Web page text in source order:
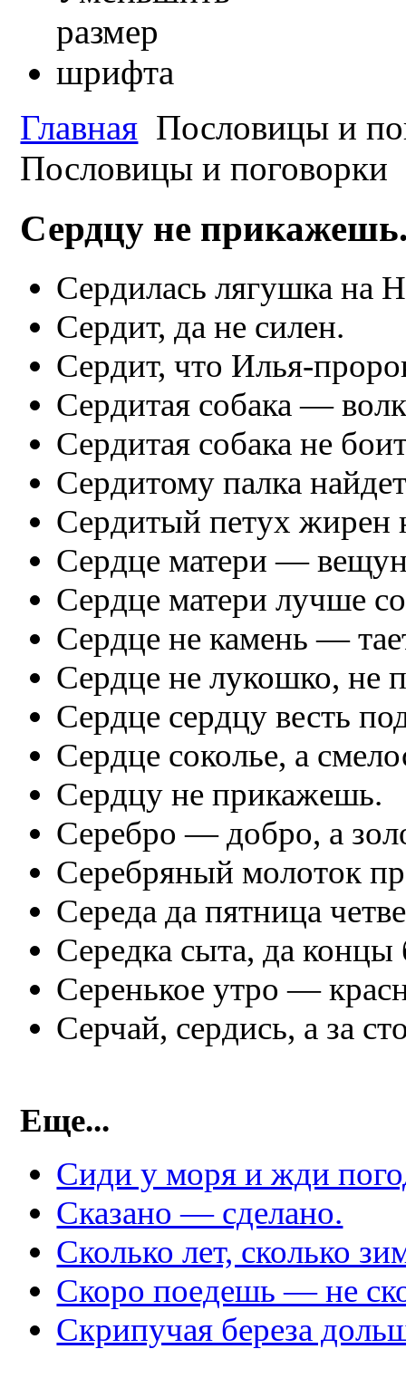
Главная Пословицы и
Пословицы и поговорки
Сердцу не
Сердилась лягушка на
Сердит, да не силен.
Сердит, что Илья-
Сердитая собака —
Сердитая собака не
Сердитому палка
Сердитый петух жирен
Сердце матери —
Сердце матери лучше
Сердце не камень —
Сердце не лукошко, не
Сердце сердцу весть
Сердце соколье, а
Сердцу не прикажешь.
Серебро — добро, а
Серебряный молоток
Середа да пятница
Середка сыта, да концы
Серенькое утро —
Серчай, сердись, а за
Еще...
Сиди у моря и жди
Сказано — сделано.
Сколько лет, сколько
Скоро поедешь — не
Скрипучая береза